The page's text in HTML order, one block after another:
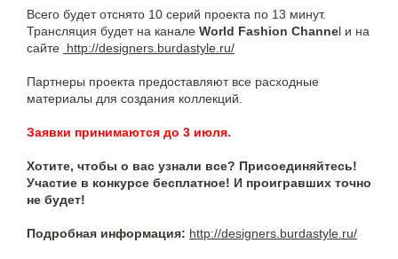
Всего будет отснято 10 серий проекта по 13 минут.
Трансляция будет на канале World Fashion Channel и на
сайте http://designers.burdastyle.ru/
Партнеры проекта предоставляют все расходные
материалы для создания коллекций.
Заявки принимаются до 3 июля.
Хотите, чтобы о вас узнали все? Присоединяйтесь!
Участие в конкурсе бесплатное! И проигравших точно
не будет!
Подробная информация: http://designers.burdastyle.ru/